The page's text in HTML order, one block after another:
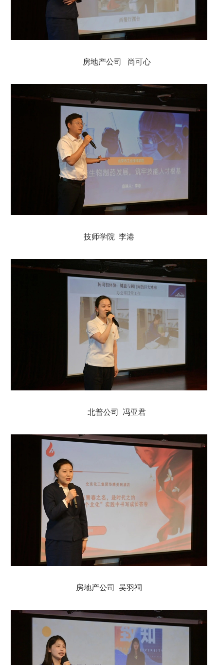
房地产公司 尚可心
技师学院 李港
北普公司 冯亚君
房地产公司 吴羽祠